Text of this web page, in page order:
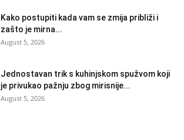
Kako postupiti kada vam se zmija približi i
zašto je mirna...
August 5, 2026
Jednostavan trik s kuhinjskom spužvom koji
je privukao pažnju zbog mirisnije...
August 5, 2026